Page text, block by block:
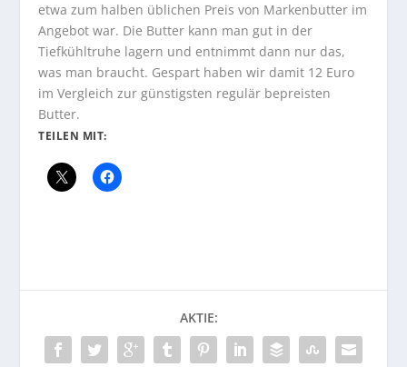
etwa zum halben üblichen Preis von Markenbutter im
Angebot war. Die Butter kann man gut in der
Tiefkühltruhe lagern und entnimmt dann nur das,
was man braucht. Gespart haben wir damit 12 Euro
im Vergleich zur günstigsten regulär bepreisten
Butter.
TEILEN MIT:
AKTIE: